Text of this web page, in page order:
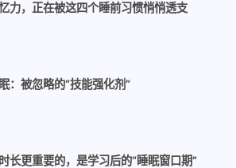
力，正在被这四个睡前习惯悄悄透支
：被忽略的“技能强化剂”
长更重要的，是学习后的“睡眠窗口期”